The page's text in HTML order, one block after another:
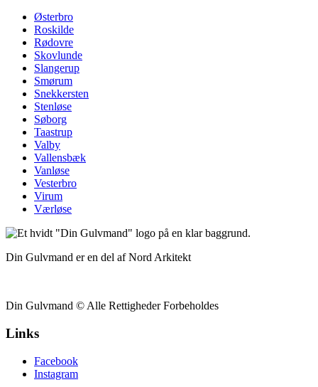
Østerbro
Roskilde
Rødovre
Skovlunde
Slangerup
Smørum
Snekkersten
Stenløse
Søborg
Taastrup
Valby
Vallensbæk
Vanløse
Vesterbro
Virum
Værløse
Din Gulvmand er en del af Nord Arkitekt
Din Gulvmand © Alle Rettigheder Forbeholdes
Links
Facebook
Instagram